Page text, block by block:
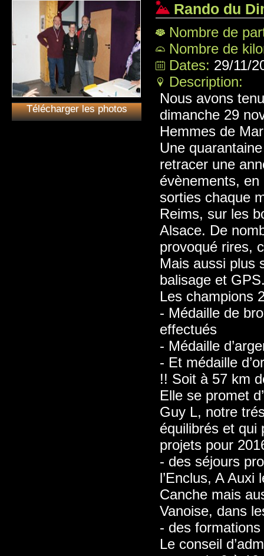
Télécharger les photos
Rando du
Nombre de
Nombre de
Dates: 29/11/
Description:
Nous avons
dimanche 29
Hemmes de
Une
retracer une
évènements,
sorties chaque
Reims, sur les
Alsace. De
provoqué rires,
Mais aussi plus
balisage et
Les champions
- Médaille de
effectués
- Médaille
- Et médaille
!! Soit à 57 km
Elle se promet
Guy L, notre
équilibrés et qui
projets pour
- des séjours
l’Enclus, A
Canche mais
Vanoise, dans
- des
Le conseil